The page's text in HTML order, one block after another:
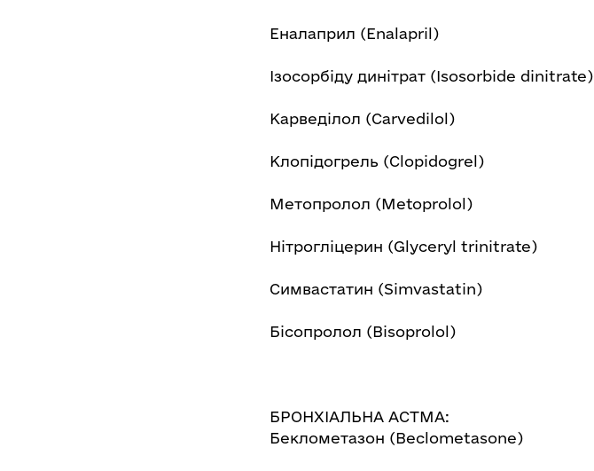
Еналаприл (Enalapril)
Ізосорбіду динітрат (Isosorbide dinitrate)
Карведілол (Carvedilol)
Клопідогрель (Clopidogrel)
Метопролол (Metoprolol)
Нітрогліцерин (Glyceryl trinitrate)
Симвастатин (Simvastatin)
Бісопролол (Bisoprolol)
БРОНХІАЛЬНА АСТМА:
Беклометазон (Beclometasone)